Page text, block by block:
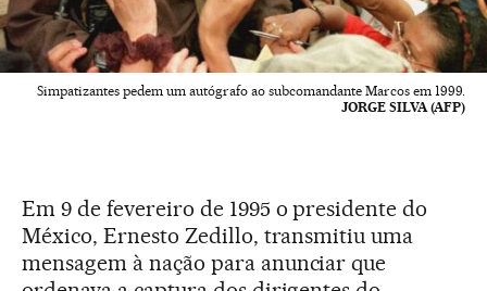
Simpatizantes pedem um autógrafo ao subcomandante Marcos em 1999.
JORGE SILVA (AFP)
Em 9 de fevereiro de 1995 o presidente do
México, Ernesto Zedillo, transmitiu uma
mensagem à nação para anunciar que